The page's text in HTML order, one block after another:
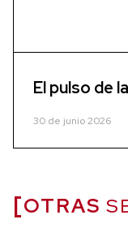
El pulso de
30 de junio 2026
OTRAS